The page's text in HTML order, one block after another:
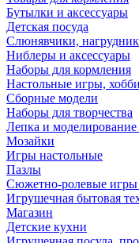
Бутылки и аксессуары
Детская посуда
Слюнявчики,
Ниблеры и аксессуары
Наборы для кормления
Настольные игры,
Сборные модели
Наборы для творчества
Лепка и моделирование
Мозайки
Игры настольные
Пазлы
Сюжетно-ролевые
Игрушечная бытовая
Магазин
Детские кухни